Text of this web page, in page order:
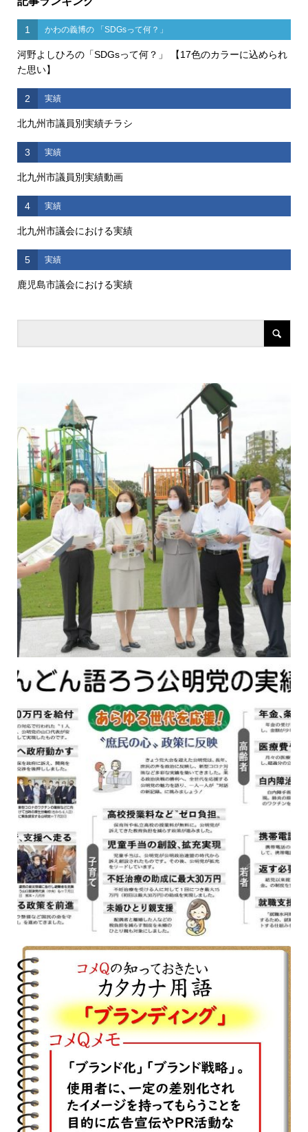
1 かわの義博の 「SDGsって何？」
河野よしひろの「SDGsって何？」 【17色のカラーに込められ
た思い】
2 実績
北九州市議員別実績チラシ
3 実績
北九州市議員別実績動画
4 実績
北九州市議会における実績
5 実績
鹿児島市議会における実績